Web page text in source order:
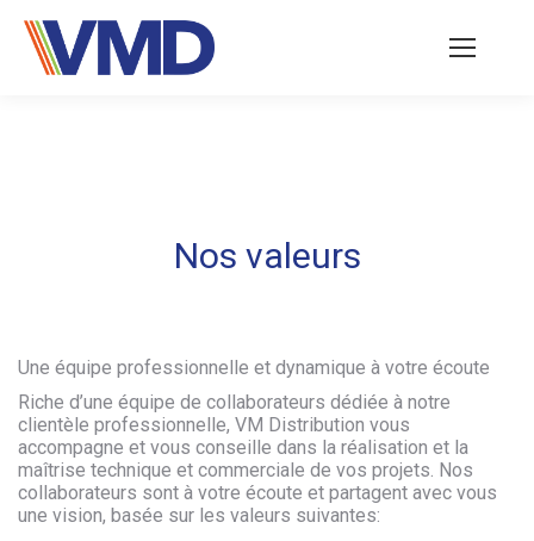
Nos valeurs
Une équipe professionnelle et dynamique à votre écoute
Riche d’une équipe de collaborateurs dédiée à notre
clientèle professionnelle, VM Distribution vous
accompagne et vous conseille dans la réalisation et la
maîtrise technique et commerciale de vos projets. Nos
collaborateurs sont à votre écoute et partagent avec vous
une vision, basée sur les valeurs suivantes: